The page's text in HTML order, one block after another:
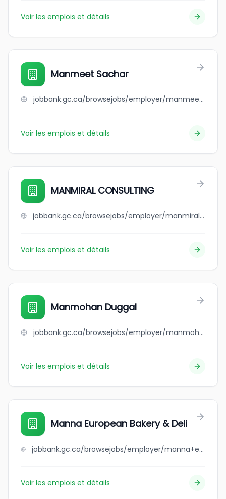
Voir les emplois et détails
Manmeet Sachar
jobbank.gc.ca/browsejobs/employer/manmeet+sachar/ca
Voir les emplois et détails
MANMIRAL CONSULTING
jobbank.gc.ca/browsejobs/employer/manmiral+consulting/ca
Voir les emplois et détails
Manmohan Duggal
jobbank.gc.ca/browsejobs/employer/manmohan+duggal/ca
Voir les emplois et détails
Manna European Bakery & Deli
jobbank.gc.ca/browsejobs/employer/manna+european+bakery+%26+deli/ca
Voir les emplois et détails